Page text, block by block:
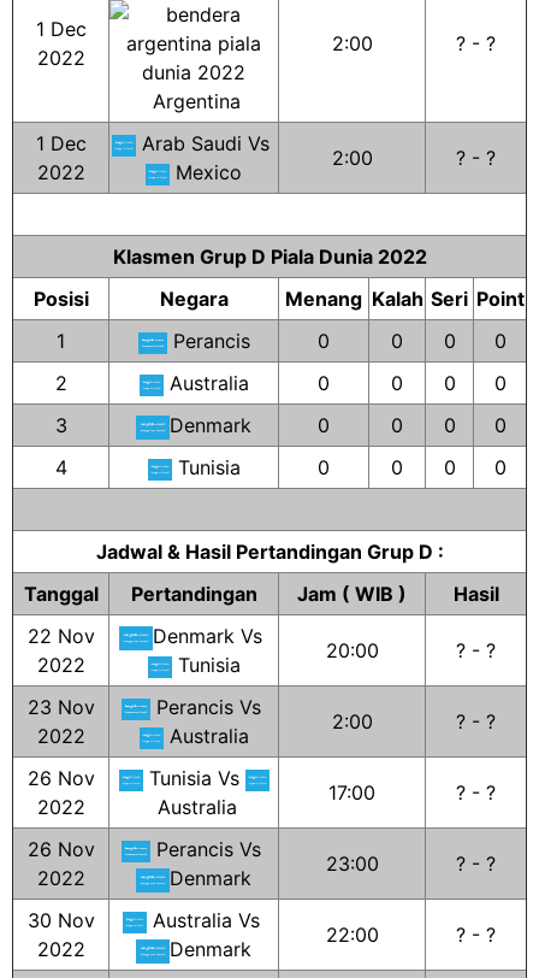
1 Dec
2022
Argentina
2:00 ? - ?
1 Dec
2022
Arab Saudi Vs
Mexico
2:00 ? - ?
Klasmen Grup D Piala Dunia 2022
Posisi
Negara Menang Kalah Seri Point
1
Perancis 0 0 0
0
2
Australia 0 0 0
0
3
Denmark 0 0 0
0
4
Tunisia 0 0 0 0
Jadwal & Hasil Pertandingan Grup D :
Tanggal
Pertandingan Jam ( WIB )
Hasil
22 Nov
2022
Denmark Vs
Tunisia
20:00 ? - ?
23 Nov
2022
Perancis Vs
Australia
2:00 ? - ?
26 Nov
2022
Tunisia Vs
Australia
17:00 ? - ?
26 Nov
2022
Perancis Vs
Denmark
23:00 ? - ?
30 Nov
2022
Australia Vs
Denmark
22:00 ? - ?